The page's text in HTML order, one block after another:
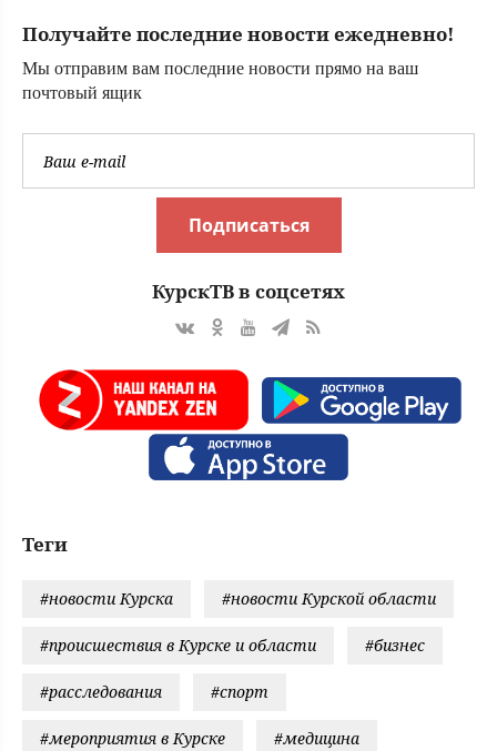
Получайте последние новости ежедневно!
Мы отправим вам последние новости прямо на ваш
почтовый ящик
Подписаться
КурскТВ в соцсетях
Теги
#новости Курска #новости Курской области
#происшествия в Курске и области #бизнес
#расследования #спорт
#мероприятия в Курске #медицина